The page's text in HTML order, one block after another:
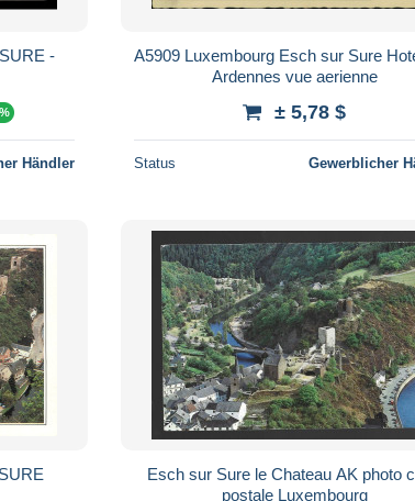
-
Händler
A5909 Luxembourg Esch sur Sure
Ardennes vue aerienne
± 5,78 $
Status Gewerblicher
SURE
Esch sur Sure le Chateau AK photo
postale Luxembourg